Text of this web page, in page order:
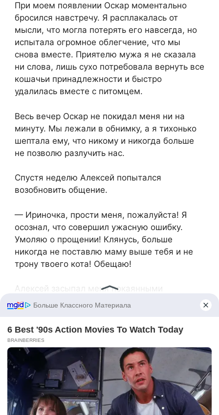
При моем появлении Оскар моментально
бросился навстречу. Я расплакалась от
мысли, что могла потерять его навсегда, но
испытала огромное облегчение, что мы
снова вместе. Приятелю мужа я не сказала
ни слова, лишь сухо потребовала вернуть все
кошачьи принадлежности и быстро
удалилась вместе с питомцем.
Весь вечер Оскар не покидал меня ни на
минуту. Мы лежали в обнимку, а я тихонько
шептала ему, что никому и никогда больше
не позволю разлучить нас.
Спустя неделю Алексей попытался
возобновить общение.
— Ириночка, прости меня, пожалуйста! Я
осознал, что совершил ужасную ошибку.
Умоляю о прощении! Клянусь, больше
никогда не поставлю маму выше тебя и не
трону твоего кота! Обещаю!
Алексей засыпал меня покаянными
сообщениями, но я даже не удостаивала их
Я не собиралась прощать предательство, он
полностью разрушил мое доверие. Те, кто
так обращается с животными, в моих глазах
теряют человеческий облик. И муж, и его
мать. Вскоре я официально оформила развод
с Алексеем, несмотря на его попытки
восстановить отношения. Я твердо решила
не иметь больше ничего общего с этой